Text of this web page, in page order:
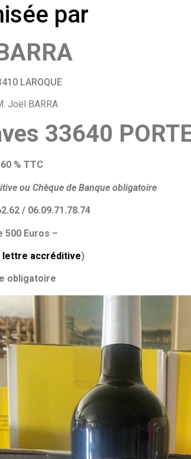
par
LAROQUE
Joël BARRA
33640
% TTC
ou Chèque de Banque obligatoire
/ 06.09.71.78.74
500 Euros –
lettre accréditive)
obligatoire